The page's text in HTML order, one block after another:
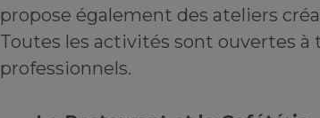
propose également des ateliers
Toutes les activités sont ouvertes à
professionnels.